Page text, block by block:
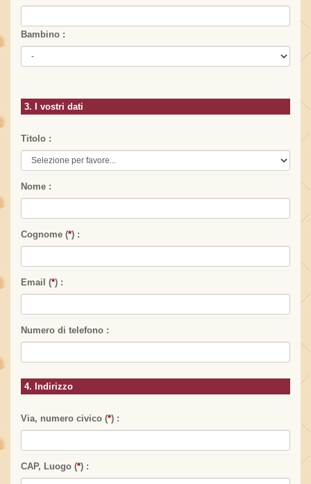
Bambino :
3. I vostri dati
Titolo :
Nome :
Cognome (*) :
Email (*) :
Numero di telefono :
4. Indirizzo
Via, numero civico (*) :
CAP, Luogo (*) :